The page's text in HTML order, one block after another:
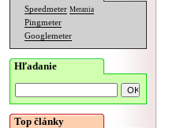
Speedmeter Merania
Pingmeter
Googlemeter
Hľadanie
Top články